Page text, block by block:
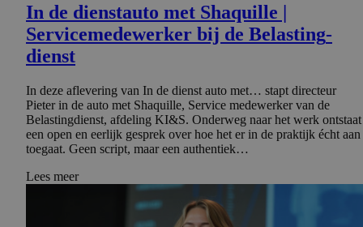
In de dienstauto met Shaquille |
Serviceme­de­werker bij de Belasting­
dienst
In deze aflevering van In de dienst auto met… stapt directeur
Pieter in de auto met Shaquille, Service medewerker van de
Belastingdienst, afdeling KI&S. Onderweg naar het werk ontstaat
een open en eerlijk gesprek over hoe het er in de praktijk écht aan
toegaat. Geen script, maar een authentiek…
Lees meer